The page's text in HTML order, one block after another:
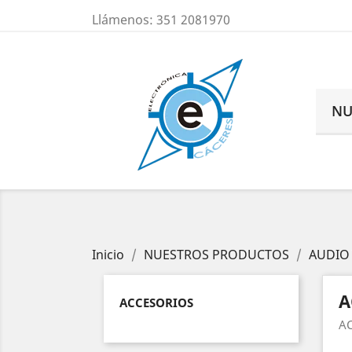
Llámenos: 351 2081970
Inicio NUESTROS PRODUCTOS AUDIO
ACCESORIOS